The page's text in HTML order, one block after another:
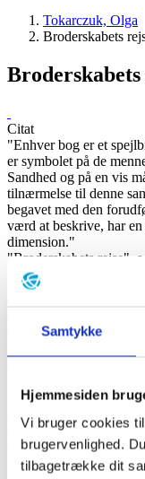
Samtykke
Hjemmesiden
Vi bruger cookies
brugervenlighed.
tilbagetrække dit
Tokarczuk, Olga
Broderskabets
Broderskabets
Citat
"Enhver bog er et
er symbolet på de
Sandhed og på en vis
tilnærmelse til denne
begavet med den
værd at beskrive, har
dimension."
"Broderskabets rejse",
"Podróż ludzi księgi"
broderskab af
ekspedition til bjergene
fornemmelse af, at den
skjuler den virkelige.
broget gruppe:
Weronika, der netop er
får rejseselskabet